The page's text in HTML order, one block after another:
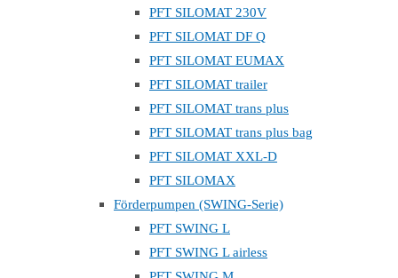
PFT SILOMAT 230V
PFT SILOMAT DF Q
PFT SILOMAT EUMAX
PFT SILOMAT trailer
PFT SILOMAT trans plus
PFT SILOMAT trans plus bag
PFT SILOMAT XXL-D
PFT SILOMAX
Förderpumpen (SWING-Serie)
PFT SWING L
PFT SWING L airless